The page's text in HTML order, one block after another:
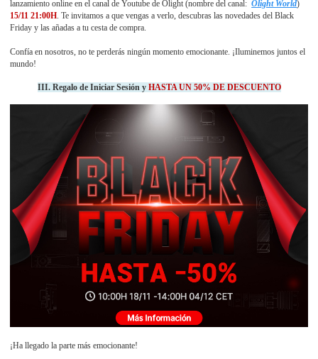
lanzamiento online en el canal de Youtube de Olight (nombre del canal: Olight World)
15/11 21:00H. Te invitamos a que vengas a verlo, descubras las novedades del Black
Friday y las añadas a tu cesta de compra.
Confía en nosotros, no te perderás ningún momento emocionante. ¡Iluminemos juntos el
mundo!
III. Regalo de Iniciar Sesión y HASTA UN 50% DE DESCUENTO
¡Ha llegado la parte más emocionante!